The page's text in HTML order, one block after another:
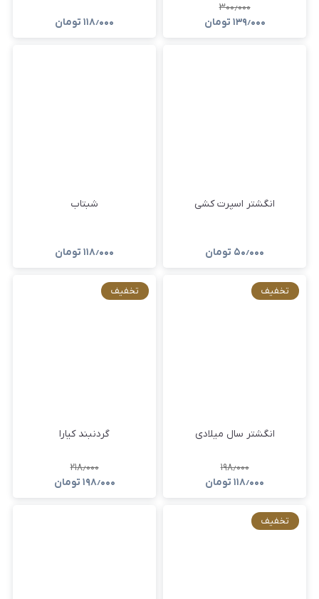
۳۰۰٫۰۰۰
۱۳۹٫۰۰۰ تومان ۱۱۸٫۰۰۰ تومان
انگشتر اسپرت کشی
۵۰٫۰۰۰ تومان
شبتاب
۱۱۸٫۰۰۰ تومان
تخفیف
انگشتر سال میلادی
۱۹۸٫۰۰۰
۱۱۸٫۰۰۰ تومان
تخفیف
گردنبند کیارا
۲۱۸٫۰۰۰
۱۹۸٫۰۰۰ تومان
تخفیف